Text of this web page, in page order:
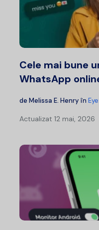
Cele mai bune
WhatsApp
de Melissa E. Henry în
Actualizat 12 mai, 2026